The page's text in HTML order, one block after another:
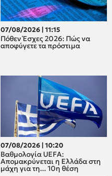
07/08/2026 | 11:15
Πόθεν Έσχες 2026: Πώς να
αποφύγετε τα πρόστιμα
07/08/2026 | 10:20
Βαθμολογία UEFA:
Απομακρύνεται η Ελλάδα στη
μάχη για τη... 10η θέση